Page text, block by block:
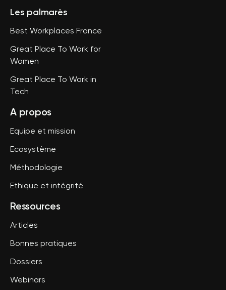
Les palmarès
Best Workplaces France
Great Place To Work for
Women
Great Place To Work in
Tech
A propos
Equipe et mission
Ecosystème
Méthodologie
Ethique et intégrité
Ressources
Articles
Bonnes pratiques
Dossiers
Webinars